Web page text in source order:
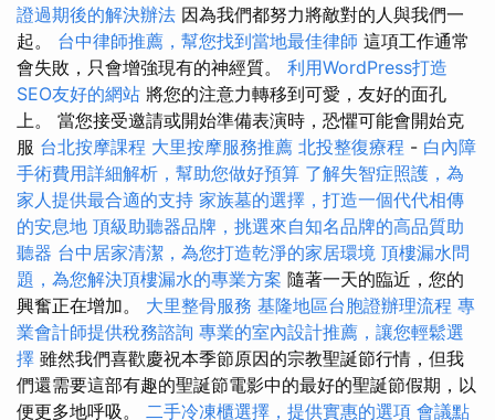
證過期後的解決辦法 因為我們都努力將敵對的人與我們一
起。 台中律師推薦，幫您找到當地最佳律師 這項工作通常
會失敗，只會增強現有的神經質。 利用WordPress打造
SEO友好的網站 將您的注意力轉移到可愛，友好的面孔
上。 當您接受邀請或開始準備表演時，恐懼可能會開始克
服 台北按摩課程 大里按摩服務推薦 北投整復療程 - 白內障
手術費用詳細解析，幫助您做好預算 了解失智症照護，為
家人提供最合適的支持 家族墓的選擇，打造一個代代相傳
的安息地 頂級助聽器品牌，挑選來自知名品牌的高品質助
聽器 台中居家清潔，為您打造乾淨的家居環境 頂樓漏水問
題，為您解決頂樓漏水的專業方案 隨著一天的臨近，您的
興奮正在增加。 大里整骨服務 基隆地區台胞證辦理流程 專
業會計師提供稅務諮詢 專業的室內設計推薦，讓您輕鬆選
擇 雖然我們喜歡慶祝本季節原因的宗教聖誕節行情，但我
們還需要這部有趣的聖誕節電影中的最好的聖誕節假期，以
便更多地呼吸。 二手冷凍櫃選擇，提供實惠的選項 會議點